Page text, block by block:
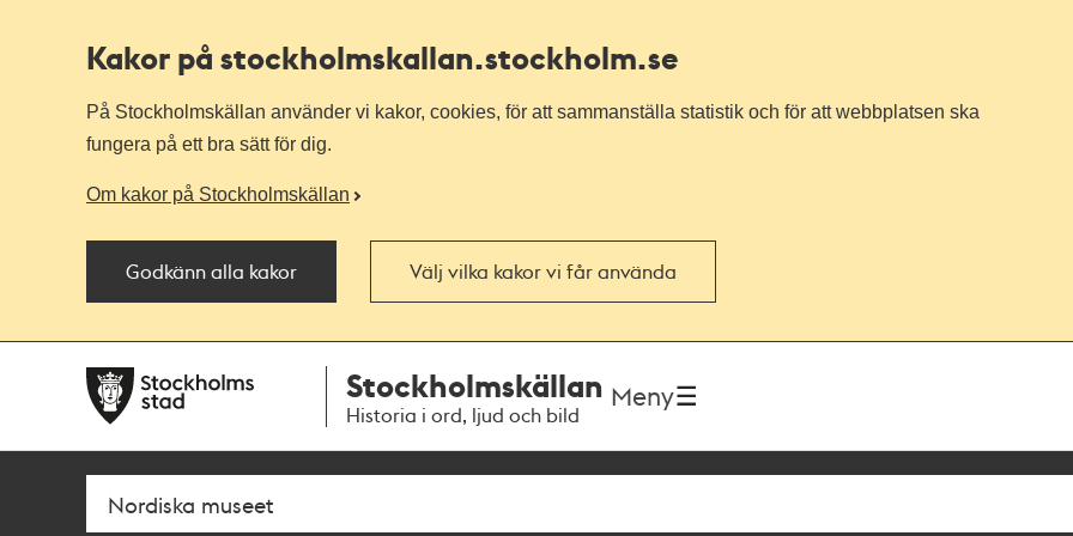
Kakor på stockholmskallan.stockholm.se
På Stockholmskällan använder vi kakor, cookies, för att sammanställa statistik och för att webbplatsen ska
fungera på ett bra sätt för dig.
Om kakor på Stockholmskällan
Godkänn alla kakor Välj vilka kakor vi får använda
navigationen
huvudinnehållet
Stockholmskällan
Historia i ord, ljud och bild
Meny
Sök